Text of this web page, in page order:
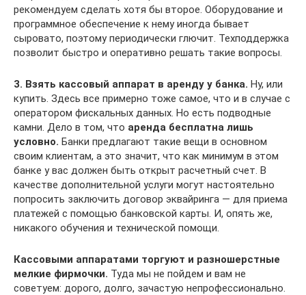
рекомендуем сделать хотя бы второе. Оборудование и
программное обеспечение к нему иногда бывает
сыровато, поэтому периодически глючит. Техподдержка
позволит быстро и оперативно решать такие вопросы.
3. Взять кассовый аппарат в аренду у банка. Ну, или
купить. Здесь все примерно тоже самое, что и в случае с
оператором фискальных данных. Но есть подводные
камни. Дело в том, что аренда бесплатна лишь
условно. Банки предлагают такие вещи в основном
своим клиентам, а это значит, что как минимум в этом
банке у вас должен быть открыт расчетный счет. В
качестве дополнительной услуги могут настоятельно
попросить заключить договор эквайринга — для приема
платежей с помощью банковской карты. И, опять же,
никакого обучения и технической помощи.
Кассовыми аппаратами торгуют и разношерстные
мелкие фирмочки. Туда мы не пойдем и вам не
советуем: дорого, долго, зачастую непрофессионально.